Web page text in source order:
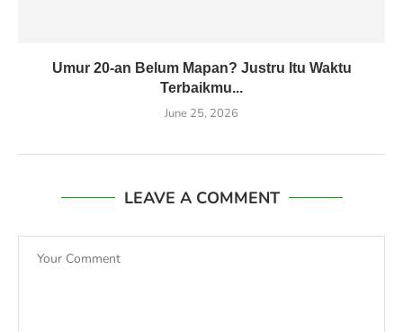
Umur 20-an Belum Mapan? Justru Itu Waktu
Terbaikmu...
June 25, 2026
LEAVE A COMMENT